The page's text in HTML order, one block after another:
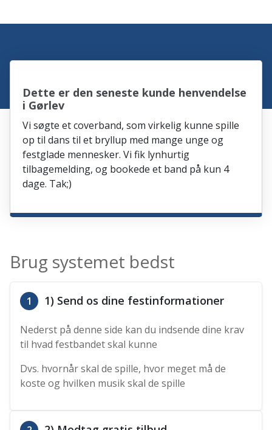
Dette er den seneste kunde henvendelse
i Gørlev
Vi søgte et coverband, som virkelig kunne spille
op til dans til et bryllup med mange unge og
festglade mennesker. Vi fik lynhurtig
tilbagemelding, og bookede et band på kun 4
dage. Tak;)
Brug systemet bedst
1 1) Send os dine festinformationer
Nederst på denne side kan du indsende dine krav
til hvad festbandet skal kunne
Dvs. hvornår skal de spille, hvor meget må de
koste og hvilken musik skal de spille